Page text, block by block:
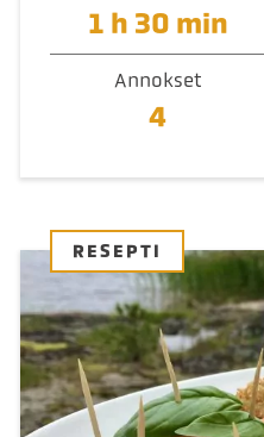
1 h 30 min
Annokset
4
RESEPTI